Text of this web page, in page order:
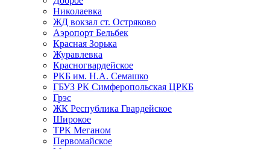
Николаевка
ЖД вокзал ст. Остряково
Аэропорт Бельбек
Красная Зорька
Журавлевка
Красногвардейское
РКБ им. Н.А. Семашко
ГБУЗ РК Симферопольская ЦРКБ
Грэс
ЖК Республика Гвардейское
Широкое
ТРК Меганом
Первомайское